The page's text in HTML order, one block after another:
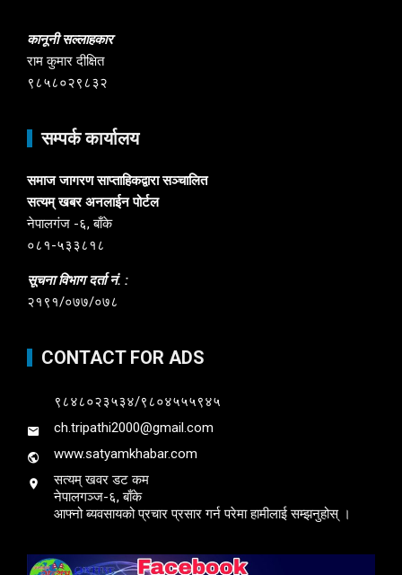
कानूनी सल्लाहकार
राम कुमार दीक्षित
९८५८०२९८३२
सम्पर्क कार्यालय
समाज जागरण साप्ताहिकद्वारा सञ्चालित
सत्यम् खबर अनलाईन पोर्टल
नेपालगंज -६, बाँके
०८१-५३३८१८
सूचना विभाग दर्ता नं. :
२१९१/०७७/०७८
CONTACT FOR ADS
९८४८०२३५३४/९८०४५५५९४५
ch.tripathi2000@gmail.com
www.satyamkhabar.com
सत्यम् खवर डट कम
नेपालगञ्ज-६, बाँके
आफ्नो ब्यवसायको प्रचार प्रसार गर्न परेमा हामीलाई सम्झनुहोस् ।